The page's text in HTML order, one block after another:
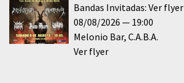
Bandas Invitadas: Ver flyer
08/08/2026
19:00
Melonio Bar C.A.B.A.
Ver flyer